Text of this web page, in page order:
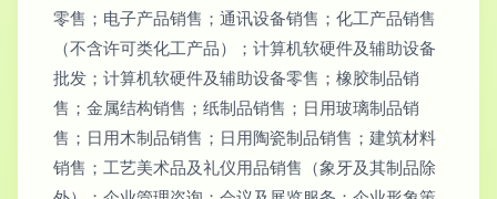
零售；电子产品销售；通讯设备销售；化工产品销售
（不含许可类化工产品）；计算机软硬件及辅助设备
批发；计算机软硬件及辅助设备零售；橡胶制品销
售；金属结构销售；纸制品销售；日用玻璃制品销
售；日用木制品销售；日用陶瓷制品销售；建筑材料
销售；工艺美术品及礼仪用品销售（象牙及其制品除